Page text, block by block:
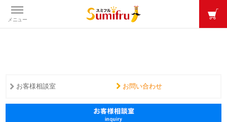
メニュー
お客様相談室 お問い合わせ